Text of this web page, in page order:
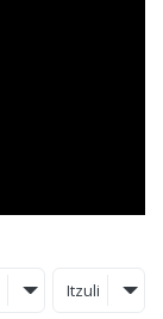
Itzuli